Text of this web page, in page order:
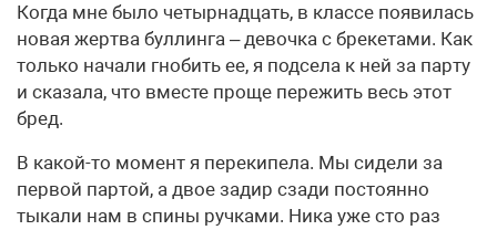
Когда мне было четырнадцать, в классе появилась
новая жертва буллинга – девочка с брекетами. Как
только начали гнобить ее, я подсела к ней за парту
и сказала, что вместе проще пережить весь этот
бред.
В какой-то момент я перекипела. Мы сидели за
первой партой, а двое задир сзади постоянно
тыкали нам в спины ручками. Ника уже сто раз